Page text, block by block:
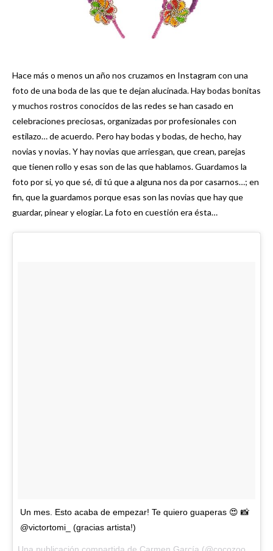
Hace más o menos un año nos cruzamos en Instagram con una
foto de una boda de las que te dejan alucinada. Hay bodas bonitas
y muchos rostros conocidos de las redes se han casado en
celebraciones preciosas, organizadas por profesionales con
estilazo… de acuerdo. Pero hay bodas y bodas, de hecho, hay
novias y novias. Y hay novias que arriesgan, que crean, parejas
que tienen rollo y esas son de las que hablamos. Guardamos la
foto por si, yo que sé, di tú que a alguna nos da por casarnos…; en
fin, que la guardamos porque esas son las novias que hay que
guardar, pinear y elogiar. La foto en cuestión era ésta…
Un mes. Esto acaba de empezar! Te quiero guaperas 😍 📸
@victortomi_ (gracias artista!)